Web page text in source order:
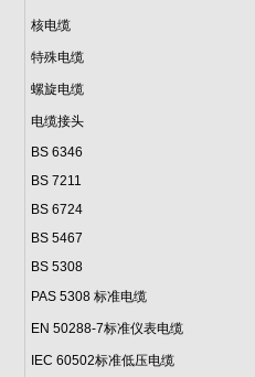
核电缆
特殊电缆
螺旋电缆
电缆接头
BS 6346
BS 7211
BS 6724
BS 5467
BS 5308
PAS 5308 标准电缆
EN 50288-7标准仪表电缆
IEC 60502标准低压电缆